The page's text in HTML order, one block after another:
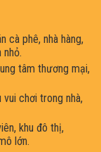
cà phê, nhà hàng,
tâm thương mại,
chơi trong nhà,
khu đô thị,
lớn.